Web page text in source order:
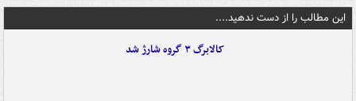
این مطالب را از دست ندهید....
کالابرگ ۳ گروه شارژ شد